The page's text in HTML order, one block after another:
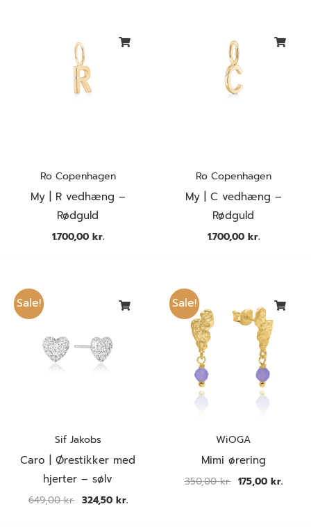
Ro Copenhagen
My | R vedhæng –
Rødguld
1.700,00 kr.
Ro Copenhagen
My | C vedhæng –
Rødguld
1.700,00 kr.
Sale!
Sif Jakobs
Caro | Ørestikker med
hjerter – sølv
649,00kr.
oprindelige
649,00 kr..
324,50 kr.
aktuelle
pris
Sale!
WiOGA
Mimi ørering
350,00kr.
oprindelige
pris
var:
350,00 kr..
175,00 kr.
pris